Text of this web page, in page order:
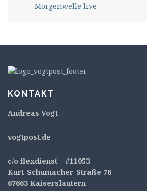
Morgenwelle live
KONTAKT
Andreas Vogt
vogtpost.de
c/o flexdienst – #11053
Kurt-Schumacher-Straße 76
67663 Kaiserslautern